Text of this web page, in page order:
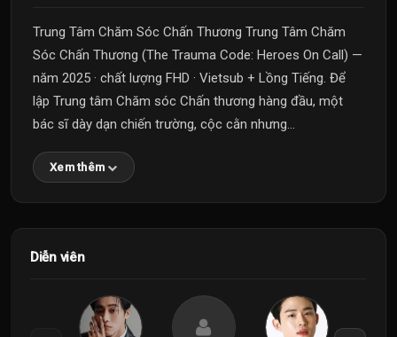
Trung Tâm Chăm Sóc Chấn Thương Trung Tâm Chăm
Sóc Chấn Thương (The Trauma Code: Heroes On Call) —
năm 2025 · chất lượng FHD · Vietsub + Lồng Tiếng. Để
lập Trung tâm Chăm sóc Chấn thương hàng đầu, một
bác sĩ dày dạn chiến trường, cộc cằn nhưng...
Xem thêm
Diễn viên